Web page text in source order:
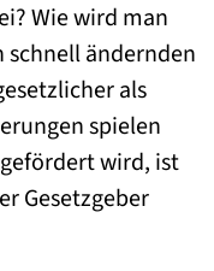
Wie wird man
ändernden
als
spielen
wird, ist
Gesetzgeber